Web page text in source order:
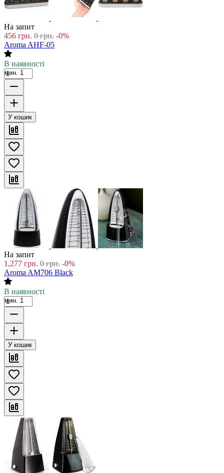
На запит
456 грн. 0 грн. -0%
Aroma AHF-05
В наявності
мин. 1
У кошик
На запит
1,277 грн. 0 грн. -0%
Aroma AM706 Black
В наявності
мин. 1
У кошик